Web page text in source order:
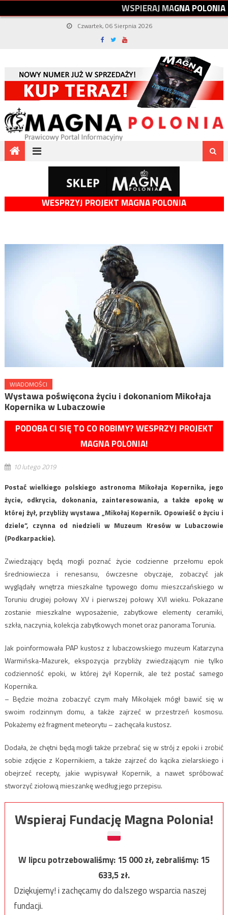
WSPIERAJMAGNAPOLONIA
Czwartek, 06 Sierpnia 2026
WESPRZYJ PROJEKT MAGNA POLONIA
WIADOMOŚCI
Wystawa poświęcona życiu i dokonaniom Mikołaja
Kopernika w Lubaczowie
PODOBA CI SIĘ TO CO ROBIMY? WESPRZYJ PROJEKT
MAGNA POLONIA!
10 lutego 2019
Postać wielkiego polskiego astronoma Mikołaja Kopernika, jego
życie, odkrycia, dokonania, zainteresowania, a także epokę w
której żył, przybliży wystawa „Mikołaj Kopernik. Opowieść o życiu i
dziele”, czynna od niedzieli w Muzeum Kresów w Lubaczowie
(Podkarpackie).
Zwiedzający będą mogli poznać życie codzienne przełomu epok
średniowiecza i renesansu, ówczesne obyczaje, zobaczyć jak
wyglądały wnętrza mieszkalne typowego domu mieszczańskiego w
Toruniu drugiej połowy XV i pierwszej połowy XVI wieku. Pokazane
zostanie mieszkalne wyposażenie, zabytkowe elementy ceramiki,
szkła, naczynia, kolekcja zabytkowych monet oraz panorama Torunia.
Jak poinformowała PAP kustosz z lubaczowskiego muzeum Katarzyna
Warmińska-Mazurek, ekspozycja przybliży zwiedzającym nie tylko
codzienność epoki, w której żył Kopernik, ale też postać samego
Kopernika.
– Będzie można zobaczyć czym mały Mikołajek mógł bawić się w
swoim rodzinnym domu, a także zajrzeć w przestrzeń kosmosu.
Pokażemy eż fragment meteorytu – zachęcała kustosz.
Dodała, że chętni będą mogli także przebrać się w strój z epoki i zrobić
sobie zdjęcie z Kopernikiem, a także zajrzeć do kącika zielarskiego i
obejrzeć recepty, jakie wypisywał Kopernik, a nawet spróbować
stworzyć ziołową mieszankę według jego przepisu.
Wspieraj Fundację Magna Polonia!
W lipcu potrzebowaliśmy:15 000zł, zebraliśmy:15
633,5zł.
Dziękujemy! i zachęcamy do dalszego wsparcia naszej
fundacji.